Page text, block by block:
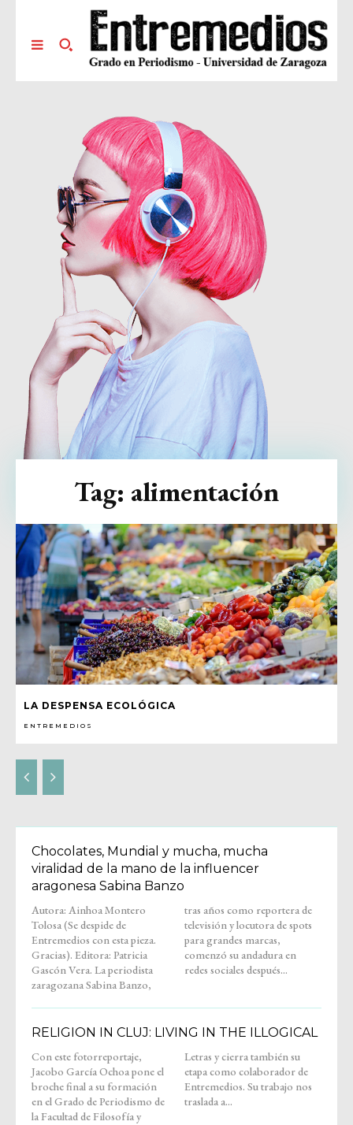
LA DESPENSA ECOLÓGICA
ENTREMEDIOS
Tag: alimentación
Chocolates, Mundial y mucha, mucha
viralidad de la mano de la influencer
aragonesa Sabina Banzo
Autora: Ainhoa Montero
Tolosa (Se despide de
Entremedios con esta pieza.
Gracias). Editora: Patricia
Gascón Vera. La periodista
zaragozana Sabina Banzo,
tras años como reportera de
televisión y locutora de spots
para grandes marcas,
comenzó su andadura en
redes sociales después...
RELIGION IN CLUJ: LIVING IN THE ILLOGICAL
Con este fotorreportaje,
Jacobo García Ochoa pone el
broche final a su formación
en el Grado de Periodismo de
la Facultad de Filosofía y
Letras y cierra también su
etapa como colaborador de
Entremedios. Su trabajo nos
traslada a...